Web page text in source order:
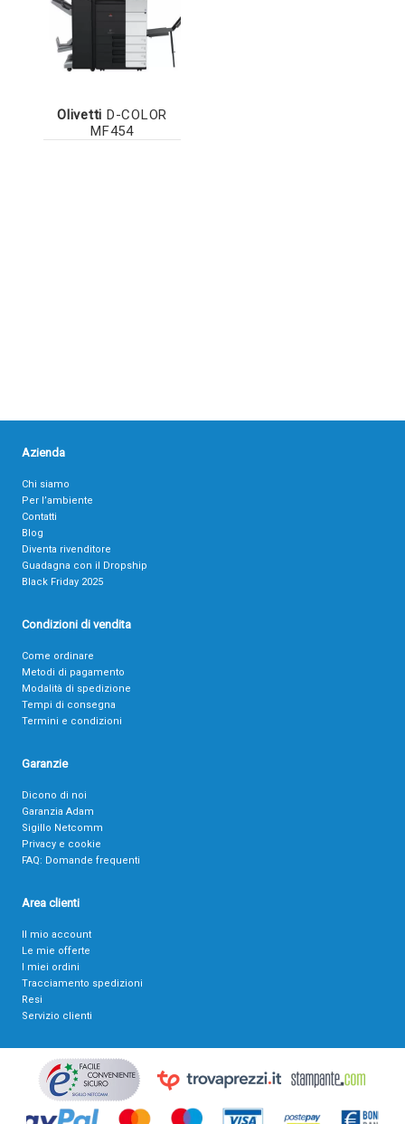
Olivetti D-COLOR
MF454
Azienda
Chi siamo
Per l’ambiente
Contatti
Blog
Diventa rivenditore
Guadagna con il Dropship
Black Friday 2025
Condizioni di vendita
Come ordinare
Metodi di pagamento
Modalità di spedizione
Tempi di consegna
Termini e condizioni
Garanzie
Dicono di noi
Garanzia Adam
Sigillo Netcomm
Privacy e cookie
FAQ: Domande frequenti
Area clienti
Il mio account
Le mie offerte
I miei ordini
Tracciamento spedizioni
Resi
Servizio clienti